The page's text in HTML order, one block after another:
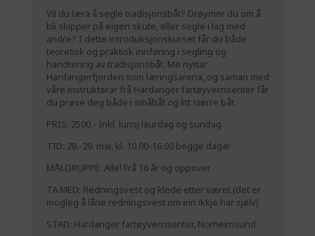
Vil du læra å segle tradisjonsbåt? Drøymer du om å
bli skipper på eigen skute, eller segle i lag med
andre? I dette introduksjonskurset får du både
teoretisk og praktisk innføring i segling og
handtering av tradisjonsbåt. Me nyttar
Hardangerfjorden som læringsarena, og saman med
våre instruktørar frå Hardanger fartøyvernsenter får
du prøve deg både i småbåt og litt større båt.
PRIS: 2500,- Inkl. lunsj laurdag og sundag
TID: 28.-29. mai, kl. 10.00-16.00 begge dagar
MÅLGRUPPE: Alle! Frå 16 år og oppover
TA MED: Redningsvest og klede etter været (det er
mogleg å låne redningsvest om ein ikkje har sjølv)
STAD: Hardanger fartøyvernsenter, Norheimsund